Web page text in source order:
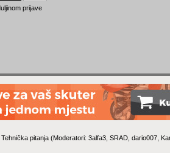
prijave
Tehnička pitanja (Moderatori:3alfa3 ,SRAD ,dario007